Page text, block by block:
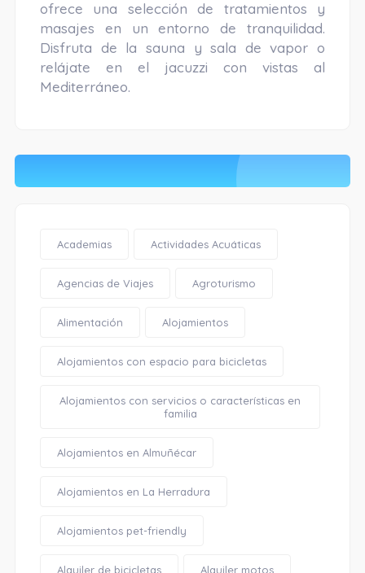
ofrece una selección de tratamientos y
masajes en un entorno de tranquilidad.
Disfruta de la sauna y sala de vapor o
relájate en el jacuzzi con vistas al
Mediterráneo.
Academias Actividades Acuáticas
Agencias de Viajes Agroturismo
Alimentación Alojamientos
Alojamientos con espacio para bicicletas
Alojamientos con servicios o características en
familia
Alojamientos en Almuñécar
Alojamientos en La Herradura
Alojamientos pet-friendly
Alquiler de bicicletas Alquiler motos